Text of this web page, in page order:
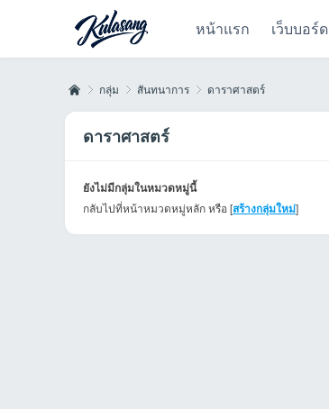
หน้าแรก เว็บบอร์ด
กลุ่ม สันทนาการ ดาราศาสตร์
ดาราศาสตร์
ยังไม่มีกลุ่มในหมวดหมู่นี้
กลับไปที่หน้าหมวดหมู่หลัก หรือ [สร้างกลุ่มใหม่]